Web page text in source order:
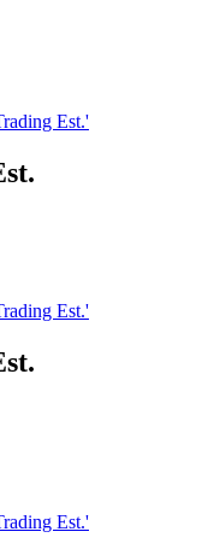
Est.'
Est.'
Est.'